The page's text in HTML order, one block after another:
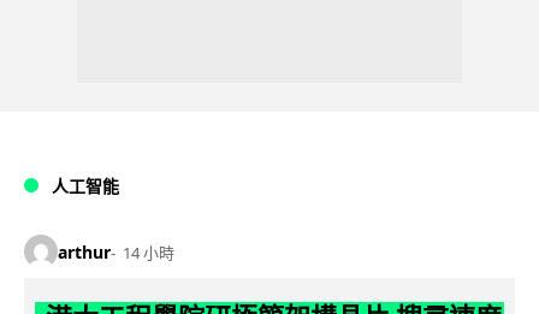
人工智能
arthur 14 小時